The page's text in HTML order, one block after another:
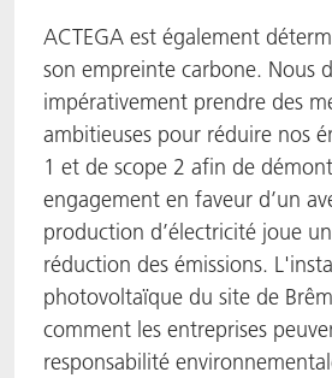
ACTEGA est également
son empreinte carbone. Nous
impérativement prendre des
ambitieuses pour réduire nos
1 et de scope 2 afin de
engagement en faveur d’un
production d’électricité joue
réduction des émissions.
photovoltaïque du site de
comment les entreprises
responsabilité